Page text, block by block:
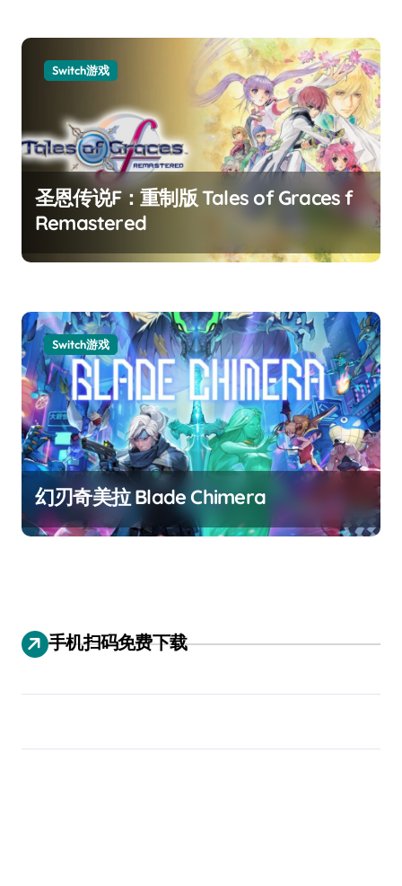
Switch游戏
圣恩传说F：重制版 Tales of Graces f
Remastered
Switch游戏
幻刃奇美拉 Blade Chimera
手机扫码免费下载